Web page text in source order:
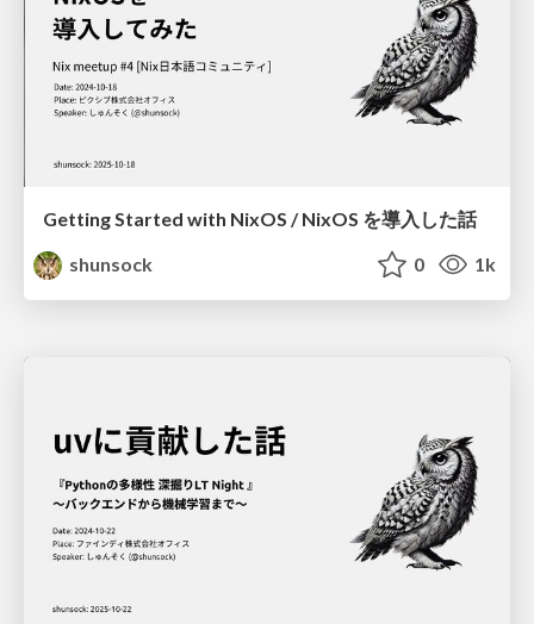
Getting Started with NixOS / NixOS を導入した話
shunsock
0 1k